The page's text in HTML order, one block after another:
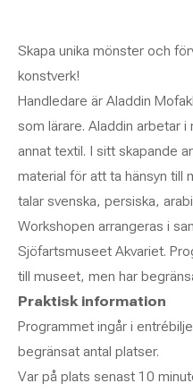
Skapa unika mönster och
konstverk!
Handledare är Aladdin
som lärare. Aladdin arbetar
annat textil. I sitt skapande
material för att ta hänsyn till
talar svenska, persiska,
Workshopen arrangeras i
Sjöfartsmuseet Akvariet.
till museet, men har
Praktisk information
Programmet ingår i
begränsat antal platser.
Var på plats senast 10